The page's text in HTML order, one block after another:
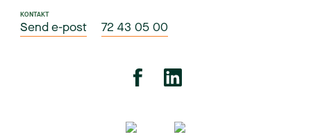
KONTAKT
Send e-post 72 43 05 00